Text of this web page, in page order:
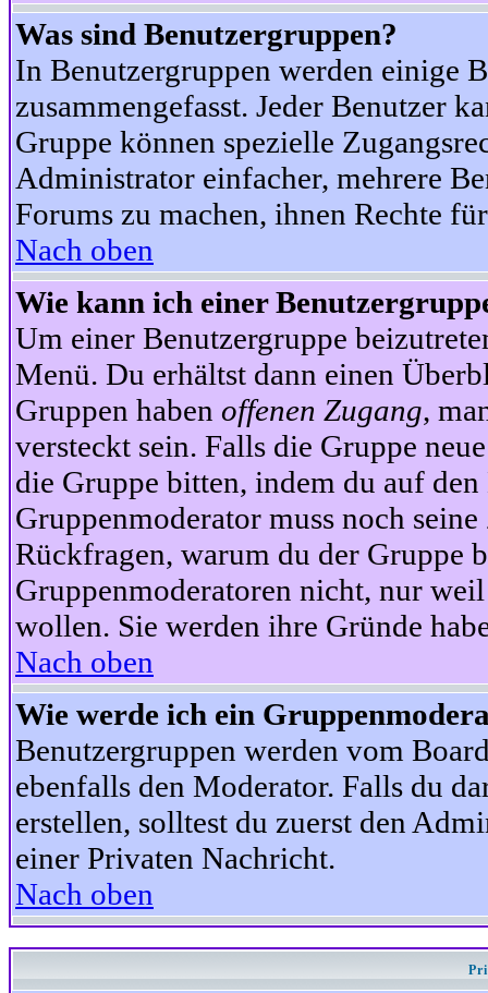
Was sind Benutzergruppen?
In Benutzergruppen werden einige
zusammengefasst. Jeder Benutzer
Gruppe können spezielle
Administrator einfacher, mehrere
Forums zu machen, ihnen Rechte
Nach oben
Wie kann ich einer
Um einer Benutzergruppe
Menü. Du erhältst dann einen
Gruppen haben offenen Zugang,
versteckt sein. Falls die Gruppe
die Gruppe bitten, indem du auf
Gruppenmoderator muss noch
Rückfragen, warum du der Gruppe
Gruppenmoderatoren nicht, nur
wollen. Sie werden ihre Gründe
Nach oben
Wie werde ich ein
Benutzergruppen werden vom
ebenfalls den Moderator. Falls du
erstellen, solltest du zuerst den
einer Privaten Nachricht.
Nach oben